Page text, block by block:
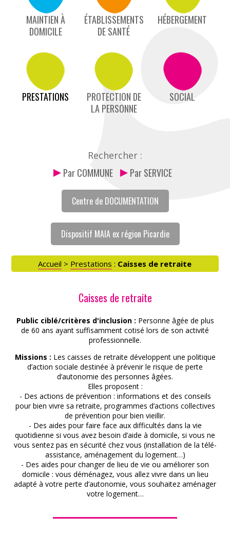
ACCÈS PARTICULIERS
MAINTIEN À
DOMICILE
ÉTABLISSEMENTS
DE SANTÉ
HÉBERGEMENT
PRESTATIONS
PROTECTION DE
LA PERSONNE
SOCIAL
Rechercher :
Par COMMUNE Par SERVICE
Centre de DOCUMENTATION
Dispositif MAIA ex région Picardie
Accueil > Prestations : Caisses de retraite
Caisses de retraite
Public ciblé/critères d'inclusion : Personne âgée de plus
de 60 ans ayant suffisamment cotisé lors de son activité
professionnelle.
Missions : Les caisses de retraite développent une politique
d’action sociale destinée à prévenir le risque de perte
d’autonomie des personnes âgées.
Elles proposent :
- Des actions de prévention : informations et des conseils
pour bien vivre sa retraite, programmes d’actions collectives
de prévention pour bien vieillir.
- Des aides pour faire face aux difficultés dans la vie
quotidienne si vous avez besoin d’aide à domicile, si vous ne
vous sentez pas en sécurité chez vous (installation de la télé-
assistance, aménagement du logement…)
- Des aides pour changer de lieu de vie ou améliorer son
domicile : vous déménagez, vous allez vivre dans un lieu
adapté à votre perte d’autonomie, vous souhaitez aménager
votre logement…